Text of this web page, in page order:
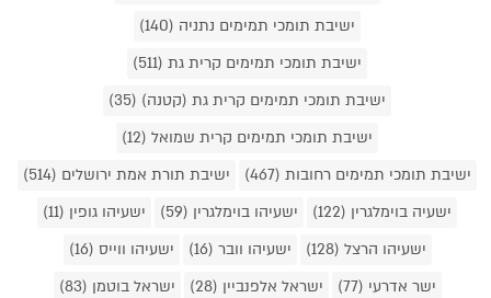
ישיבת תומכי תמימים נתניה (140)
ישיבת תומכי תמימים קרית גת (511)
ישיבת תומכי תמימים קרית גת (קטנה) (35)
ישיבת תומכי תמימים קרית שמואל (12)
ישיבת תומכי תמימים רחובות (467)
ישיבת תורת אמת ירושלים (514)
ישעיה בוימלגרין (122)
ישעיהו בוימלגרין (59)
ישעיהו גופין (11)
ישעיהו הרצל (128)
ישעיהו וובר (16)
ישעיהו ווייס (16)
ישר אדרעי (77)
ישראל אלפנביין (28)
ישראל בוטמן (83)